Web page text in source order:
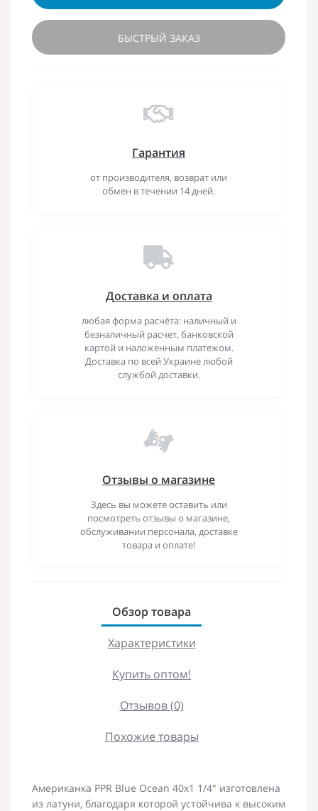
БЫСТРЫЙ ЗАКАЗ
Гарантия
от производителя, возврат или
обмен в течении 14 дней.
Доставка и оплата
любая форма расчёта: наличный и
безналичный расчет, банковской
картой и наложенным платежом.
Доставка по всей Украине любой
службой доставки.
Отзывы о магазине
Здесь вы можете оставить или
посмотреть отзывы о магазине,
обслуживании персонала, доставке
товара и оплате!
Обзор товара
Характеристики
Купить оптом!
Отзывов (0)
Похожие товары
Американка PPR Blue Ocean 40х1 1/4" изготовлена
из латуни, благодаря которой устойчива к высоким